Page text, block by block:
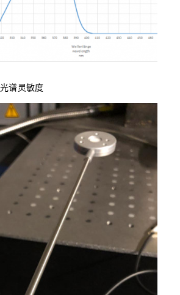
谱灵敏度